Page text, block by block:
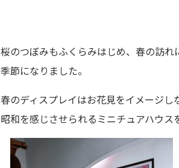
桜のつぼみもふくらみはじめ、春の訪れ
季節になりました。
春のディスプレイはお花見をイメージし
昭和を感じさせられるミニチュアハウス